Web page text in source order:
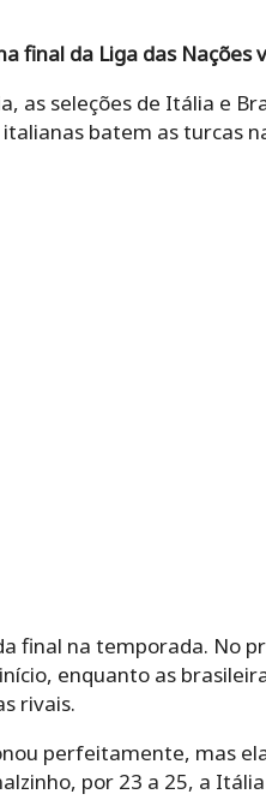
final da Liga das Nações
as seleções de Itália e
batem as turcas
final na temporada. No
enquanto as
rivais.
perfeitamente, mas
por 23 a 25, a